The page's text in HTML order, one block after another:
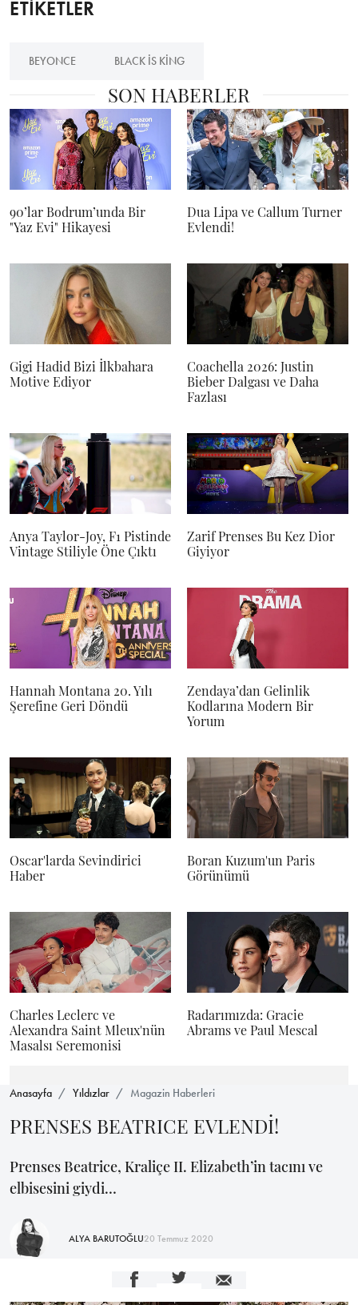
ETİKETLER
BEYONCE BLACK IS KING
SON HABERLER
90’lar Bodrum’unda Bir
"Yaz Evi" Hikayesi
Dua Lipa ve Callum Turner
Evlendi!
Gigi Hadid Bizi İlkbahara
Motive Ediyor
Coachella 2026: Justin
Bieber Dalgası ve Daha
Fazlası
Anya Taylor-Joy, F1 Pistinde
Vintage Stiliyle Öne Çıktı
Zarif Prenses Bu Kez Dior
Giyiyor
Hannah Montana 20. Yılı
Şerefine Geri Döndü
Zendaya’dan Gelinlik
Kodlarına Modern Bir
Yorum
Oscar'larda Sevindirici
Haber
Boran Kuzum'un Paris
Görünümü
Charles Leclerc ve
Alexandra Saint Mleux'nün
Masalsı Seremonisi
Radarımızda: Gracie
Abrams ve Paul Mescal
Anasayfa Yıldızlar Magazin Haberleri
PRENSES BEATRICE EVLENDİ!
Prenses Beatrice, Kraliçe II. Elizabeth’in tacını ve
elbisesini giydi…
ALYA BARUTOĞLU20 Temmuz 2020